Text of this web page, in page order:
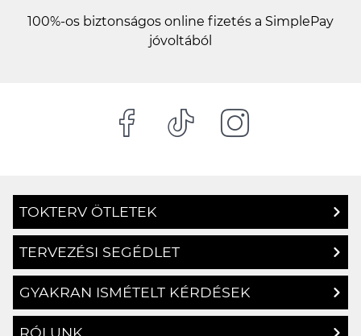
100%-os biztonságos online fizetés a SimplePay
TOKTERV ÖTLETEK
TERVEZÉSI SEGÉDLET
GYAKRAN ISMÉTELT KÉRDÉSEK